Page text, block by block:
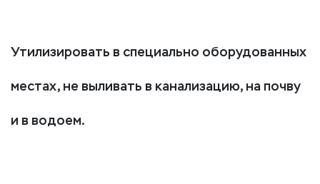
Утилизировать в специально оборудованных
местах, не выливать в канализацию, на почву
и в водоем.